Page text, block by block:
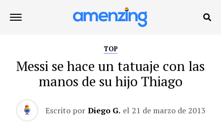
TOP
Messi se hace un tatuaje con las
manos de su hijo Thiago
Escrito por Diego G. el 21 de marzo de 2013